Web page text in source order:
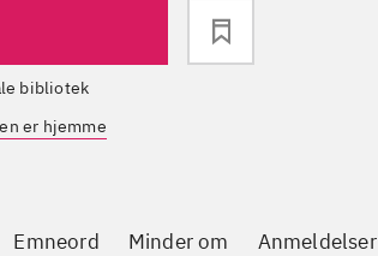
bibliotek
er hjemme
Emneord Minder om Anmeldelser